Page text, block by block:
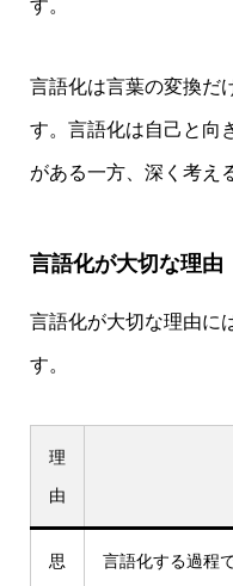
す。
言語化は言葉の変換だ
す。言語化は自己と向
がある一方、深く考え
言語化が大切な理由
言語化が大切な理由に
す。
理
由
思
言語化する過程で